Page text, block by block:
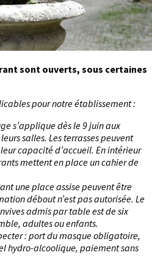
sont ouverts, sous certaines
pour notre établissement :
s’applique dès le 9 juin aux
salles. Les terrasses peuvent
capacité d’accueil. En intérieur
mettent en place un cahier de
une place assise peuvent être
débout n’est pas autorisée. Le
admis par table est de six
adultes ou enfants.
: port du masque obligatoire,
hydro-alcoolique, paiement sans